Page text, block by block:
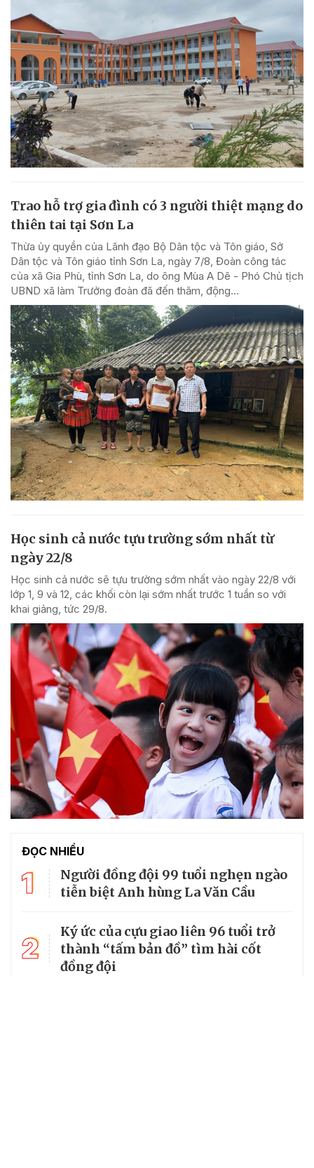
Trao hỗ trợ gia đình có 3 người thiệt mạng do
thiên tai tại Sơn La
Thừa ủy quyền của Lãnh đạo Bộ Dân tộc và Tôn giáo, Sở
Dân tộc và Tôn giáo tỉnh Sơn La, ngày 7/8, Đoàn công tác
của xã Gia Phù, tỉnh Sơn La, do ông Mùa A Dê - Phó Chủ tịch
UBND xã làm Trưởng đoàn đã đến thăm, động...
Học sinh cả nước tựu trường sớm nhất từ
ngày 22/8
Học sinh cả nước sẽ tựu trường sớm nhất vào ngày 22/8 với
lớp 1, 9 và 12, các khối còn lại sớm nhất trước 1 tuần so với
khai giảng, tức 29/8.
ĐỌC NHIỀU
1
Người đồng đội 99 tuổi nghẹn ngào
tiễn biệt Anh hùng La Văn Cầu
2
Ký ức của cựu giao liên 96 tuổi trở
thành “tấm bản đồ” tìm hài cốt
đồng đội